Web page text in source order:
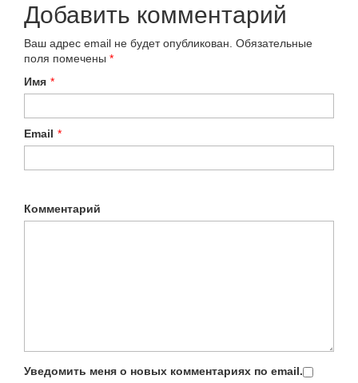
Добавить комментарий
Ваш адрес email не будет опубликован. Обязательные
поля помечены *
Имя *
Email *
Комментарий
Уведомить меня о новых комментариях по email.